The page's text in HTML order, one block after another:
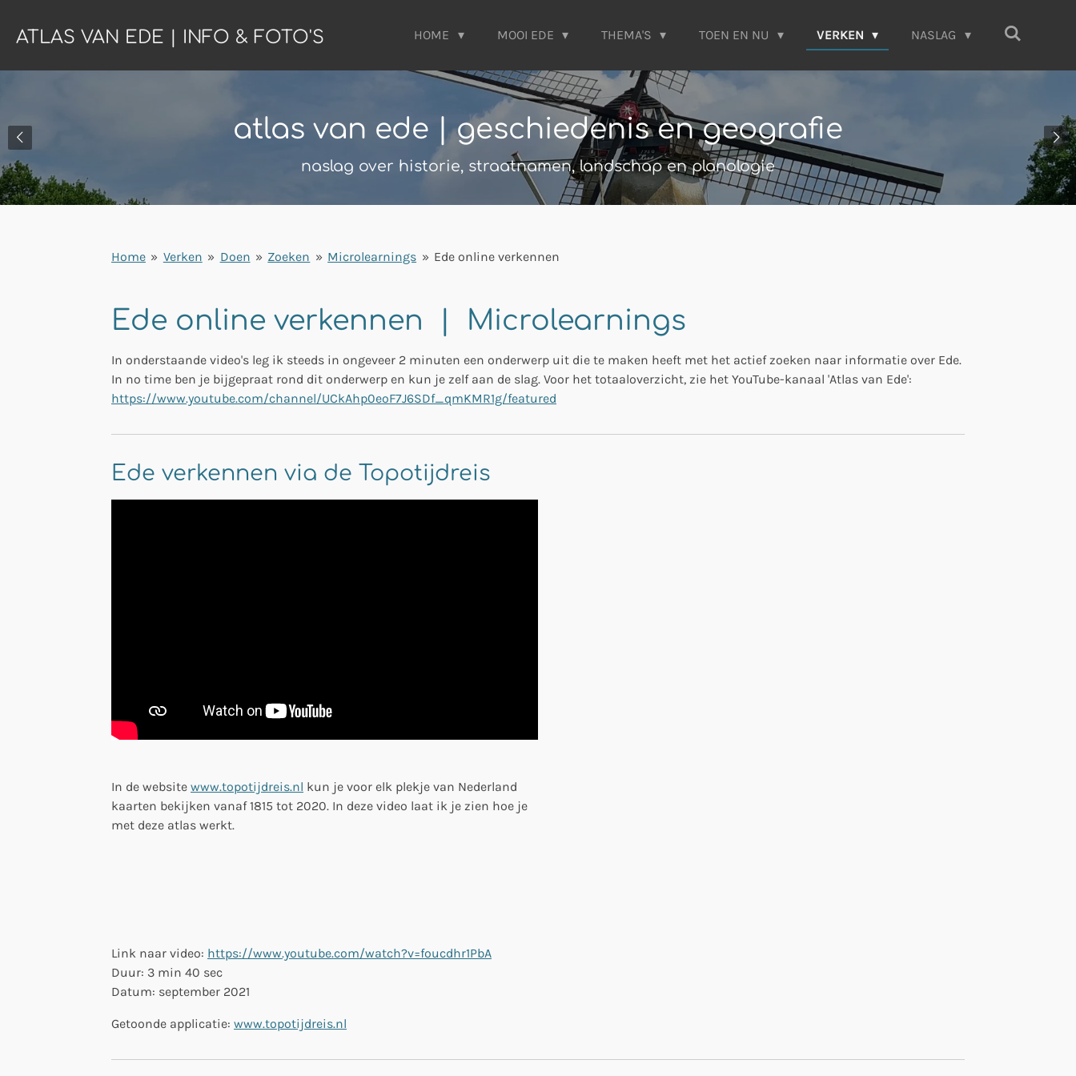
direct
de
ATLAS VAN EDE | INFO & FOTO'S HOME MOOI EDE THEMA'S TOEN EN NU VERKEN NASLAG
atlas van ede |geschiedenis en geografie
naslag over historie, straatnamen, landschap en planologie
Home » Verken » Doen » Zoeken » Microlearnings » Ede online verkennen
Ede online verkennen | Microlearnings
In onderstaande video's leg ik steeds in ongeveer 2 minuten een onderwerp uit die te maken heeft met het actief zoeken naar informatie over Ede.
In no time ben je bijgepraat rond dit onderwerp en kun je zelf aan de slag. Voor het totaaloverzicht, zie het YouTube-kanaal 'Atlas van Ede':
https://www.youtube.com/channel/UCkAhp0eoF7J6SDf_qmKMR1g/featured
Ede verkennen via de Topotijdreis
In de website www.topotijdreis.nl kun je voor elk plekje van Nederland
kaarten bekijken vanaf 1815 tot 2020. In deze video laat ik je zien hoe je
met deze atlas werkt.
Link naar video: https://www.youtube.com/watch?v=foucdhr1PbA
Duur: 3 min 40 sec
Datum: september 2021
Getoonde applicatie: www.topotijdreis.nl